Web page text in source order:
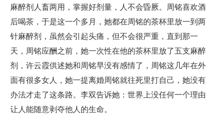
麻醉剂人畜两用，掌握好剂量，人不会昏厥。周铭喜欢酒
后喝茶，于是这一个多月，她都在周铭的茶杯里放一到两
针麻醉剂，虽然会引起头痛，但不会很严重，直到那一
天，周铭应酬之前，她一次性在他的茶杯里放了五支麻醉
剂，许云霞供述她和周铭早没有感情了，周铭这几年在外
面有很多女人，她一提离婚周铭就往死里打自己，她没有
办法才走了这条路。李双告诉她：世界上没任何一个理由
让人能随意剥夺他人的生命。